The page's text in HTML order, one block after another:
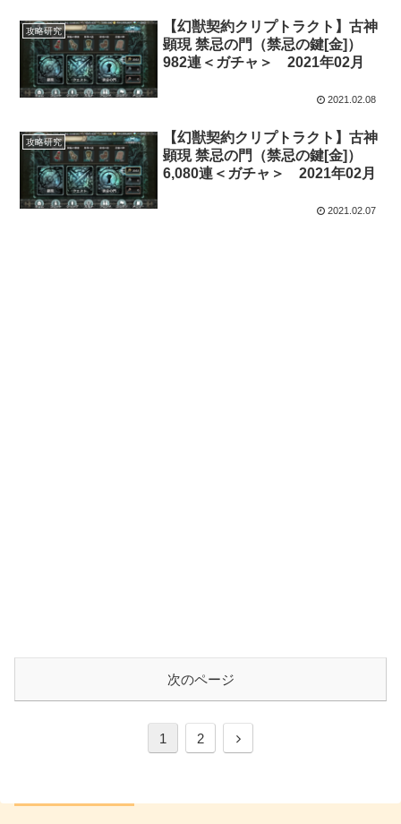
攻略研究
【幻獣契約クリプトラクト】古神
顕現 禁忌の門（禁忌の鍵[金]）
982連＜ガチャ＞ 2021年02月
2021.02.08
攻略研究
【幻獣契約クリプトラクト】古神
顕現 禁忌の門（禁忌の鍵[金]）
6,080連＜ガチャ＞ 2021年02月
2021.02.07
次のページ
1 2
次